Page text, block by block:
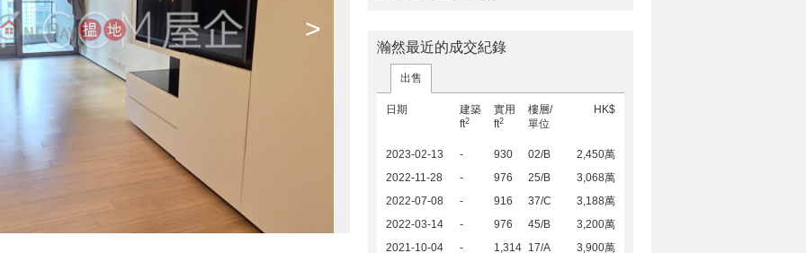
>
瀚然最近的成交紀錄
出售
日期
建築
ft2
實用
ft2
樓層/
單位
HK$
2023-02-13 - 930 02/B
2,450萬
2022-11-28
- 976 25/B
3,068萬
2022-07-08
- 916 37/C
3,188萬
2022-03-14
- 976 45/B
3,200萬
2021-10-04
- 1,314 17/A 3,900萬